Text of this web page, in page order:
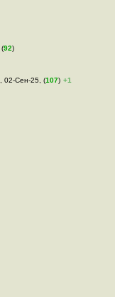
(92)
02-Сен-25, (107) +1